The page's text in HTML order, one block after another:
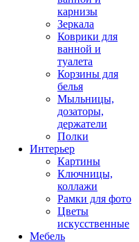
карнизы
Зеркала
Коврики для
ванной и
туалета
Корзины для
белья
Мыльницы,
дозаторы,
держатели
Полки
Интерьер
Картины
Ключницы,
коллажи
Рамки для фото
Цветы
искусственные
Мебель